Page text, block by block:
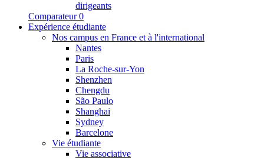
dirigeants
Comparateur 0
Expérience étudiante
Nos campus en France et à l'international
Nantes
Paris
La Roche-sur-Yon
Shenzhen
Chengdu
São Paulo
Shanghai
Sydney
Barcelone
Vie étudiante
Vie associative